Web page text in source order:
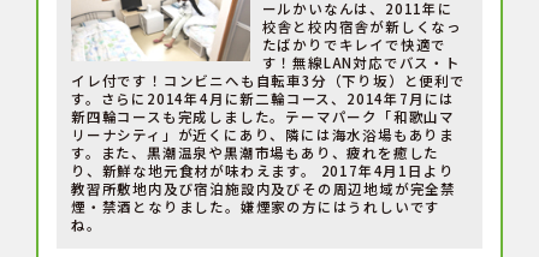
ールかいなんは、2011年に
校舎と校内宿舎が新しくなっ
たばかりでキレイで快適で
す！無線LAN対応でバス・ト
イレ付です！コンビニへも自転車3分（下り坂）と便利で
す。さらに2014年4月に新二輪コース、2014年7月には
新四輪コースも完成しました。テーマパーク「和歌山マ
リーナシティ」が近くにあり、隣には海水浴場もありま
す。また、黒潮温泉や黒潮市場もあり、疲れを癒した
り、新鮮な地元食材が味わえます。 2017年4月1日より
教習所敷地内及び宿泊施設内及びその周辺地域が完全禁
煙・禁酒となりました。嫌煙家の方にはうれしいです
ね。